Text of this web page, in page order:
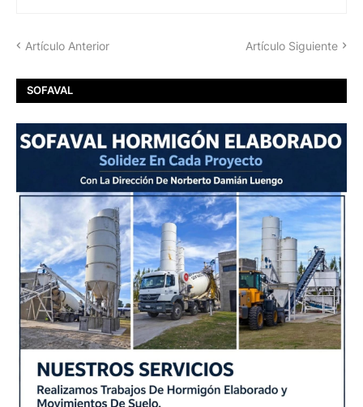
Artículo Anterior Artículo Siguiente
SOFAVAL